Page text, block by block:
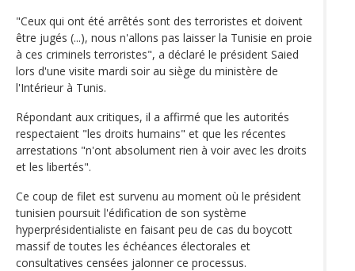
"Ceux qui ont été arrêtés sont des terroristes et doivent
être jugés (...), nous n'allons pas laisser la Tunisie en proie
à ces criminels terroristes", a déclaré le président Saied
lors d'une visite mardi soir au siège du ministère de
l'Intérieur à Tunis.
Répondant aux critiques, il a affirmé que les autorités
respectaient "les droits humains" et que les récentes
arrestations "n'ont absolument rien à voir avec les droits
et les libertés".
Ce coup de filet est survenu au moment où le président
tunisien poursuit l'édification de son système
hyperprésidentialiste en faisant peu de cas du boycott
massif de toutes les échéances électorales et
consultatives censées jalonner ce processus.